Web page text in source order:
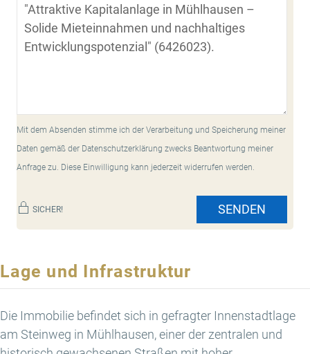
Mit dem Absenden stimme ich der Verarbeitung und Speicherung meiner
Daten gemäß der Datenschutzerklärung zwecks Beantwortung meiner
Anfrage zu. Diese Einwilligung kann jederzeit widerrufen werden.
SICHER! SENDEN
Lage und Infrastruktur
Die Immobilie befindet sich in gefragter Innenstadtlage
am Steinweg in Mühlhausen, einer der zentralen und